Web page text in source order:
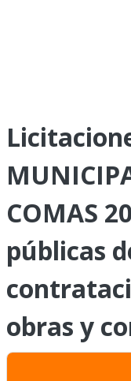
COMAS
públicas
obras y